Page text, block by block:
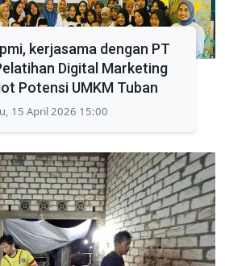
kerjasama dengan PT
Digital Marketing
Potensi UMKM Tuban
15 April 2026 15:00